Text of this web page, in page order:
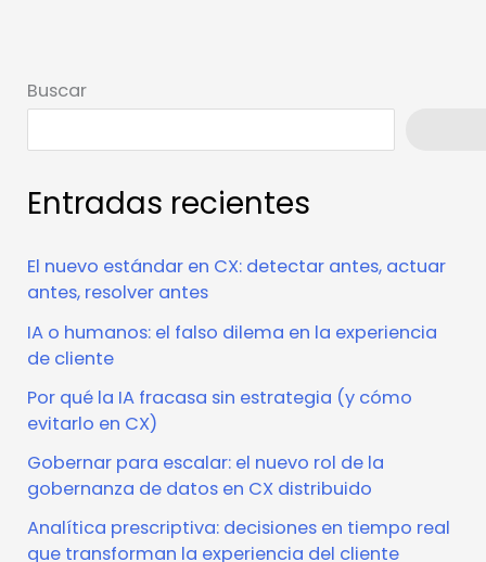
Buscar
Entradas recientes
El nuevo estándar en CX: detectar antes, actuar
antes, resolver antes
IA o humanos: el falso dilema en la experiencia
de cliente
Por qué la IA fracasa sin estrategia (y cómo
evitarlo en CX)
Gobernar para escalar: el nuevo rol de la
gobernanza de datos en CX distribuido
Analítica prescriptiva: decisiones en tiempo real
que transforman la experiencia del cliente